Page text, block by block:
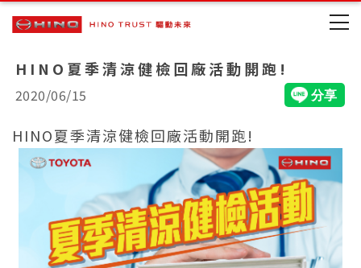
HINO夏季清涼健檢回廠活動開跑!
2020/06/15
HINO夏季清涼健檢回廠活動開跑!